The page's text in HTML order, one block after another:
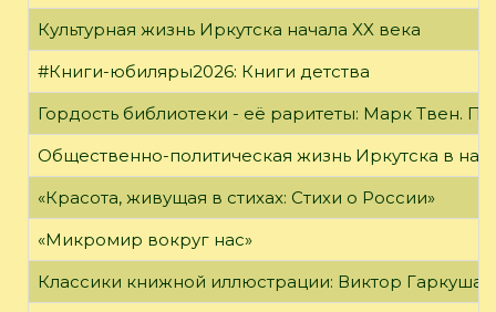
Культурная жизнь Иркутска начала XX века
#Книги-юбиляры2026: Книги детства
Гордость библиотеки - её раритеты: Марк Твен.
Общественно-политическая жизнь Иркутска в
«Красота, живущая в стихах: Стихи о России»
«Микромир вокруг нас»
Классики книжной иллюстрации: Виктор Гаркуша